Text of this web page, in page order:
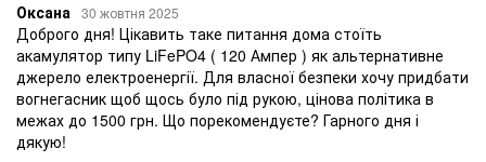
Оксана 30 жовтня 2025
Доброго дня! Цікавить таке питання дома стоїть
акамулятор типу LiFePO4 ( 120 Ампер ) як альтернативне
джерело електроенергії. Для власної безпеки хочу придбати
вогнегасник щоб щось було під рукою, цінова політика в
межах до 1500 грн. Що порекомендуєте? Гарного дня і
дякую!